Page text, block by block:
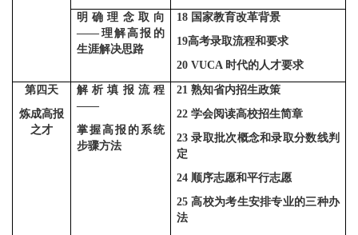
明确理念取向
—— 理解高报的
生涯解决思路
18 国家教育改革背景
19高考录取流程和要求
20 VUCA 时代的人才要求
第四天
炼成高报
之才
解析填报流程
——
掌握高报的系统
步骤方法
21熟知省内招生政策
22学会阅读高校招生简章
23录取批次概念和录取分数线判
定
24顺序志愿和平行志愿
25高校为考生安排专业的三种办
法